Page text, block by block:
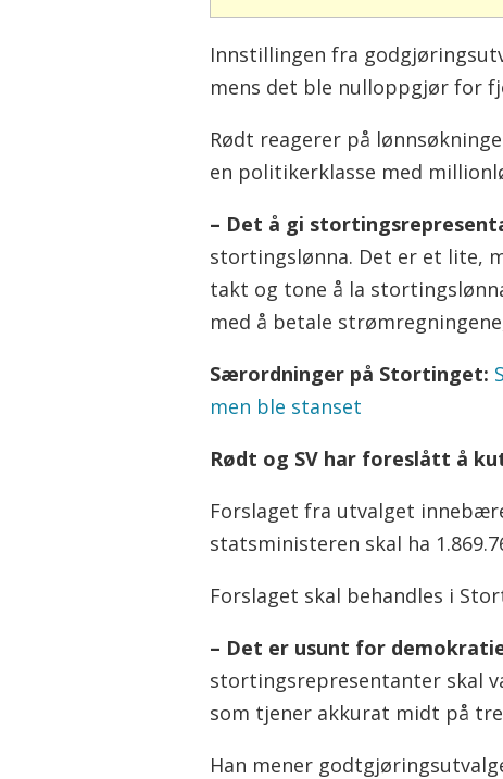
Innstillingen fra
mens det ble nulloppgjør for
Rødt reagerer på
en politikerklasse med
– Det å gi
stortingslønna. Det er et lite,
takt og tone å la
med å betale
Særordninger på Stortinget:
men ble stanset
Rødt og SV har foreslått å
Forslaget fra utvalget
statsministeren skal ha
Forslaget skal behandles i
– Det er usunt for
stortingsrepresentanter skal
som tjener akkurat midt på
Han mener